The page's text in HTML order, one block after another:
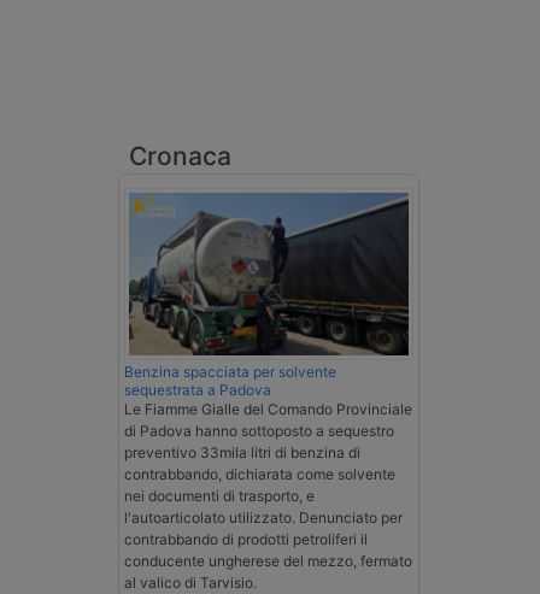
Cronaca
Benzina spacciata per solvente
sequestrata a Padova
Le Fiamme Gialle del Comando Provinciale
di Padova hanno sottoposto a sequestro
preventivo 33mila litri di benzina di
contrabbando, dichiarata come solvente
nei documenti di trasporto, e
l'autoarticolato utilizzato. Denunciato per
contrabbando di prodotti petroliferi il
conducente ungherese del mezzo, fermato
al valico di Tarvisio.